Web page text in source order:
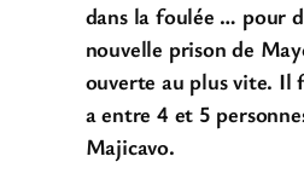
dans la foulée … pour
nouvelle prison de
ouverte au plus vite. Il
a entre 4 et 5
Majicavo.